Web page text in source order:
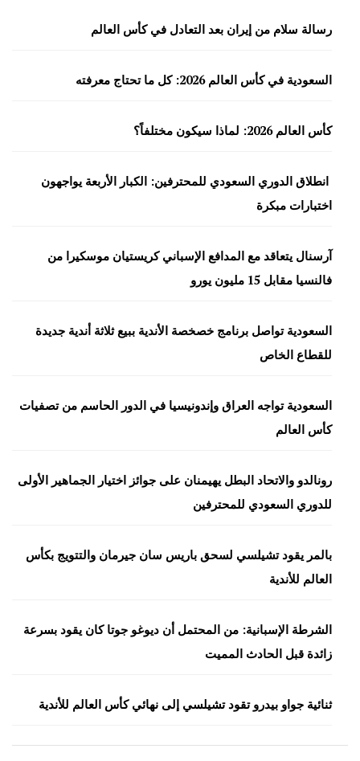
رسالة سلام من إيران بعد التعادل في كأس العالم
السعودية في كأس العالم 2026: كل ما تحتاج معرفته
كأس العالم 2026: لماذا سيكون مختلفاً؟
انطلاق الدوري السعودي للمحترفين: الكبار الأربعة يواجهون
اختبارات مبكرة
آرسنال يتعاقد مع المدافع الإسباني كريستيان موسكيرا من
فالنسيا مقابل 15 مليون يورو
السعودية تواصل برنامج خصخصة الأندية ببيع ثلاثة أندية جديدة
للقطاع الخاص
السعودية تواجه العراق وإندونيسيا في الدور الحاسم من تصفيات
كأس العالم
رونالدو والاتحاد البطل يهيمنان على جوائز اختيار الجماهير الأولى
للدوري السعودي للمحترفين
بالمر يقود تشيلسي لسحق باريس سان جيرمان والتتويج بكأس
العالم للأندية
الشرطة الإسبانية: من المحتمل أن ديوغو جوتا كان يقود بسرعة
زائدة قبل الحادث المميت
ثنائية جواو بيدرو تقود تشيلسي إلى نهائي كأس العالم للأندية